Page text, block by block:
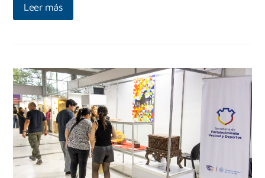
Leer más